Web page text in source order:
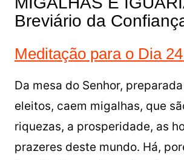
Breviário da
Meditação para o Dia
Da mesa do Senhor,
eleitos, caem migalhas, que
riquezas, a prosperidade, as
prazeres deste mundo. Há,